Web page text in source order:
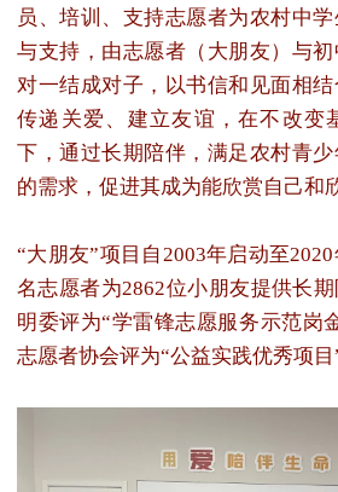
员、培训、支持志愿者为农村中
与支持，由志愿者（大朋友）与
对一结成对子，以书信和见面相结
传递关爱、建立友谊，在不改变
下，通过长期陪伴，满足农村青
的需求，促进其成为能欣赏自己和
“大朋友”项目自2003年启动至
名志愿者为2862位小朋友提供长
明委评为“学雷锋志愿服务示范岗
志愿者协会评为“公益实践优秀项目”